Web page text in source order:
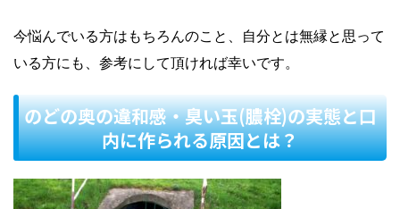
今悩んでいる方はもちろんのこと、自分とは無縁と思って
いる方にも、参考にして頂ければ幸いです。
のどの奥の違和感・臭い玉(膿栓)の実態と口
内に作られる原因とは？